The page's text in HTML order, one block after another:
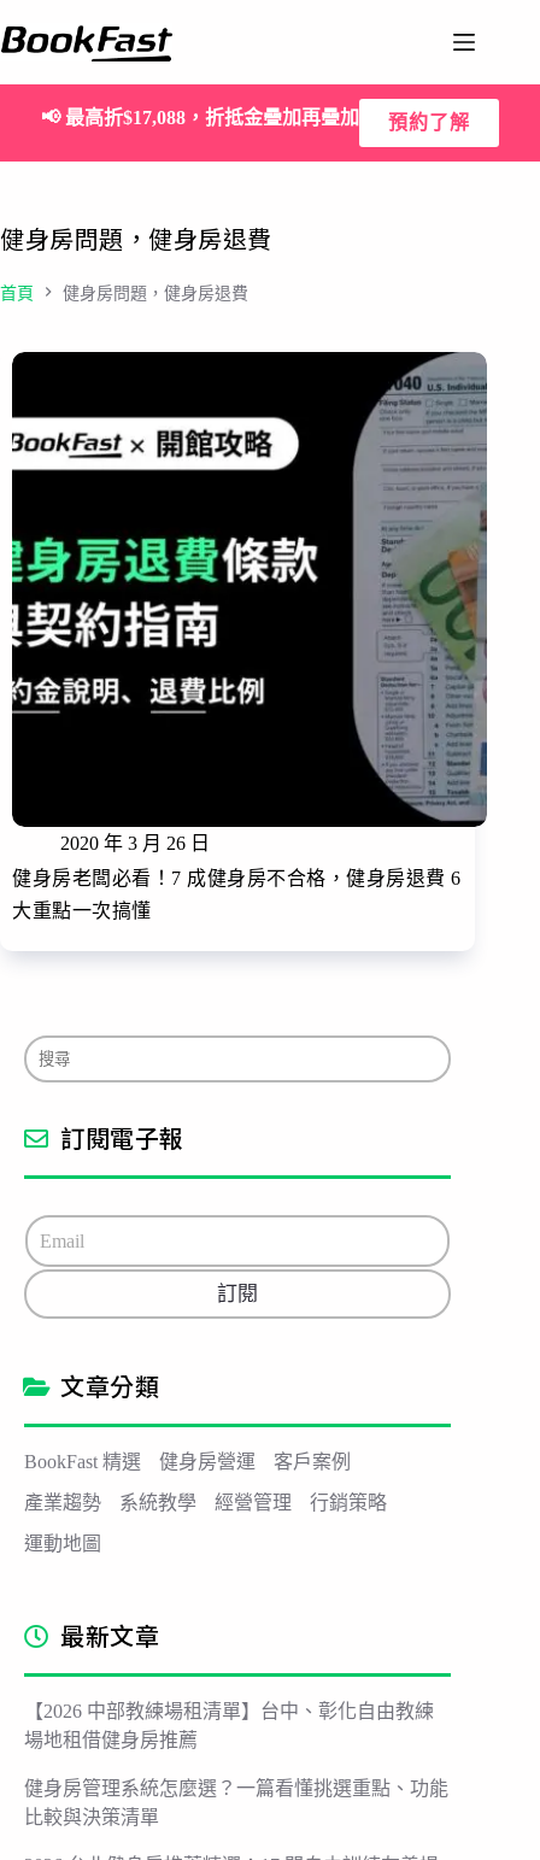
📢 最高折$17,088，折抵金疊加再疊加 預約了解
健身房問題，健身房退費
首頁 健身房問題，健身房退費
2020 年 3 月 26 日
健身房老闆必看！7 成健身房不合格，健身房退費 6
大重點一次搞懂
訂閱電子報
E
m
a
i
訂閱
文章分類
BookFast 精選 健身房營運
客戶案例
產業趨勢
系統教學 經營管理
行銷策略
運動地圖
最新文章
【2026 中部教練場租清單】台中、彰化自由教練
場地租借健身房推薦
健身房管理系統怎麼選？一篇看懂挑選重點、功能
比較與決策清單